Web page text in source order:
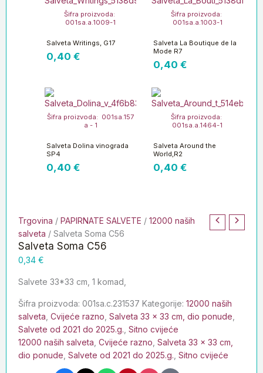
Šifra proizvoda:
001sa.a.1009-1
Salveta Writings, G17
0,40 €
Šifra proizvoda:
001sa.a.1003-1
Salveta La Boutique de la
Mode R7
0,40 €
Šifra proizvoda: 001sa.157
a - 1
Salveta Dolina vinograda
SP4
0,40 €
Šifra proizvoda:
001sa.a.1464-1
Salveta Around the
World,R2
0,40 €
Trgovina / PAPIRNATE SALVETE / 12000 naših
salveta / Salveta Soma C56
Salveta Soma C56
0,34 €
Salvete 33*33 cm, 1 komad,
Šifra proizvoda: 001sa.c.231537 Kategorije: 12000 naših
salveta Cvijeće razno Salveta 33 x 33 cm, dio ponude
Salvete od 2021 do 2025.g. Sitno cvijeće
12000 naših salveta Cvijeće razno Salveta 33 x 33 cm,
dio ponude Salvete od 2021 do 2025.g. Sitno cvijeće